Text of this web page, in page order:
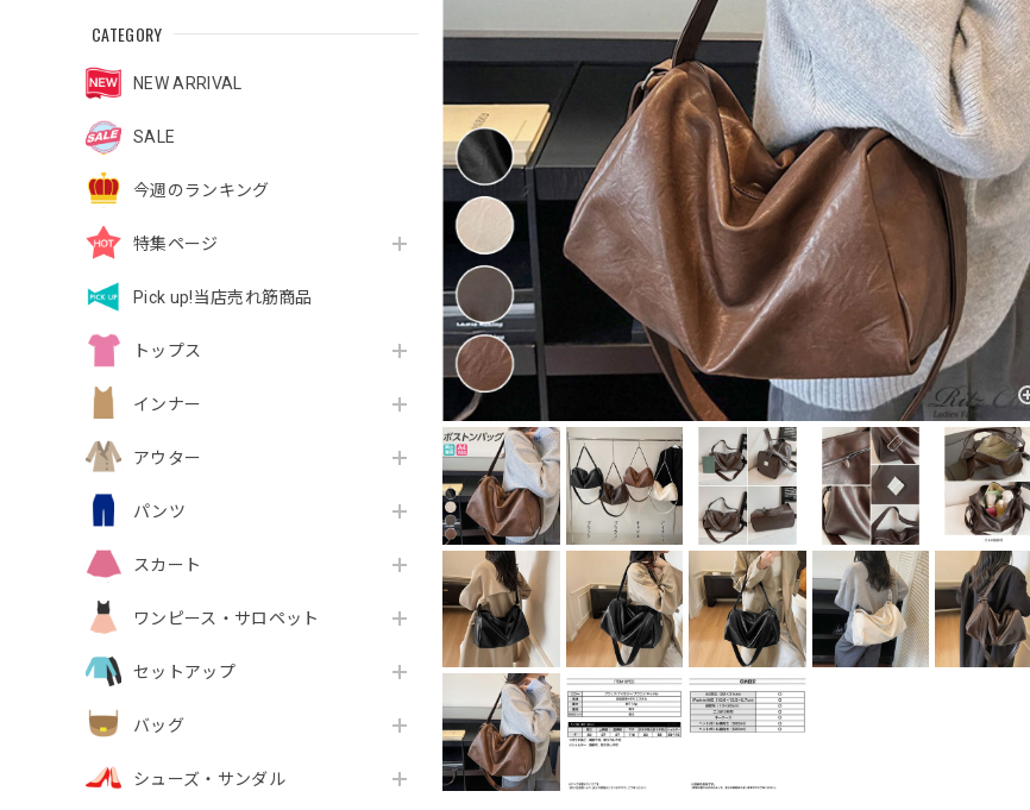
CATEGORY
NEW ARRIVAL
SALE
今週のランキング
特集ページ
Pick up!当店売れ筋商品
トップス
インナー
アウター
パンツ
スカート
ワンピース・サロペット
セットアップ
バッグ
シューズ・サンダル